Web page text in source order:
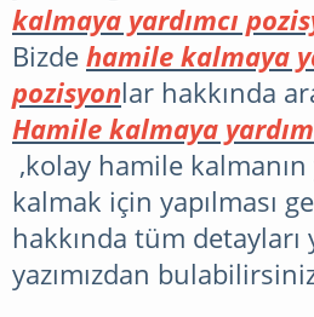
kalmaya yardımcı
Bizdehamile kalmaya
pozisyonlar hakkında
Hamile kalmaya
,kolay hamile
kalmak için yapılması
hakkında tüm detayları
yazımızdan